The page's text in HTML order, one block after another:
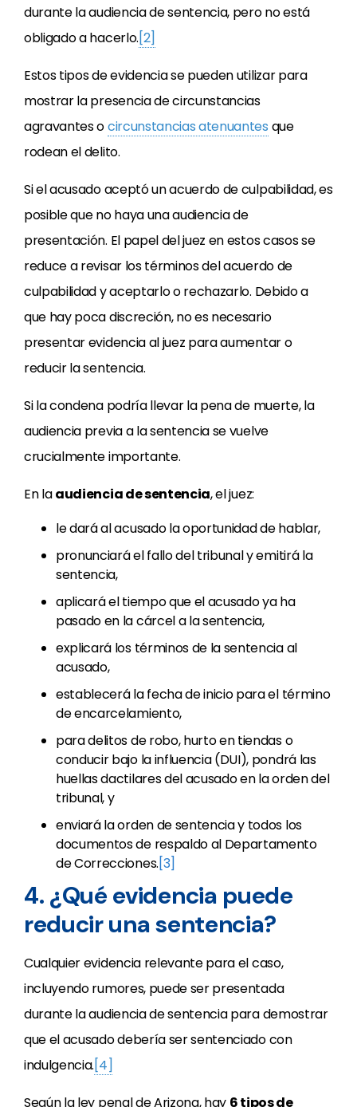
durante la audiencia de sentencia, pero no está
obligado a hacerlo.[2]
Estos tipos de evidencia se pueden utilizar para
mostrar la presencia de circunstancias
agravantes ocircunstancias atenuantes que
rodean el delito.
Si el acusado aceptó un acuerdo de culpabilidad, es
posible que no haya una audiencia de
presentación. El papel del juez en estos casos se
reduce a revisar los términos del acuerdo de
culpabilidad y aceptarlo o rechazarlo. Debido a
que hay poca discreción, no es necesario
presentar evidencia al juez para aumentar o
reducir la sentencia.
Si la condena podría llevar la pena de muerte, la
audiencia previa a la sentencia se vuelve
crucialmente importante.
En laaudiencia de sentencia, el juez:
le dará al acusado la oportunidad de hablar,
pronunciará el fallo del tribunal y emitirá la
sentencia,
aplicará el tiempo que el acusado ya ha
pasado en la cárcel a la sentencia,
explicará los términos de la sentencia al
acusado,
establecerá la fecha de inicio para el término
de encarcelamiento,
para delitos de robo, hurto en tiendas o
conducir bajo la influencia (DUI), pondrá las
huellas dactilares del acusado en la orden del
tribunal, y
enviará la orden de sentencia y todos los
documentos de respaldo al Departamento
de Correcciones.[3]
4. ¿Qué evidencia puede
reducir una sentencia?
Cualquier evidencia relevante para el caso,
incluyendo rumores, puede ser presentada
durante la audiencia de sentencia para demostrar
que el acusado debería ser sentenciado con
indulgencia.[4]
Según la ley penal de Arizona, hay 6 tipos de